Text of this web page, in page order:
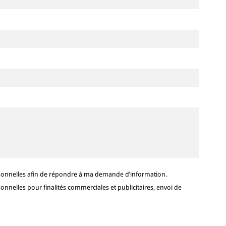
afin de répondre à ma demande d’information.
pour finalités commerciales et publicitaires, envoi de